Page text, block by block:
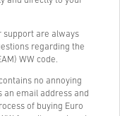
support are always
regarding the
WW code.
no annoying
email address and
of buying Euro